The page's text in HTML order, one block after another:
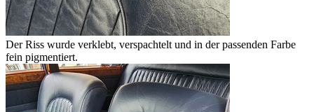
Der Riss wurde verklebt, verspachtelt und in der passenden Farbe
fein pigmentiert.